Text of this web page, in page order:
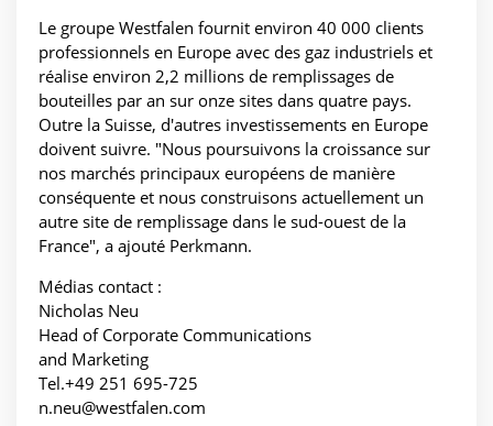
Le groupe Westfalen fournit environ 40 000 clients
professionnels en Europe avec des gaz industriels et
réalise environ 2,2 millions de remplissages de
bouteilles par an sur onze sites dans quatre pays.
Outre la Suisse, d'autres investissements en Europe
doivent suivre. "Nous poursuivons la croissance sur
nos marchés principaux européens de manière
conséquente et nous construisons actuellement un
autre site de remplissage dans le sud-ouest de la
France", a ajouté Perkmann.
Médias contact :
Nicholas Neu
Head of Corporate Communications
and Marketing
Tel.+49 251 695-725
n.neu@westfalen.com